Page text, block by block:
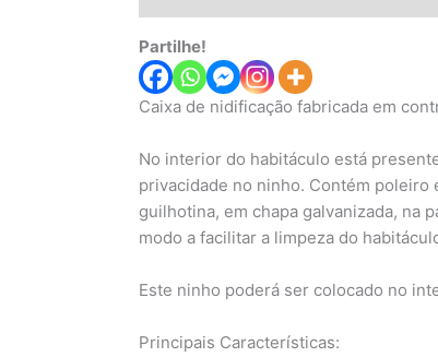
Partilhe!
Caixa de nidificação fabricada em
No interior do habitáculo está
privacidade no ninho. Contém
guilhotina, em chapa galvanizada, na
modo a facilitar a limpeza do
Este ninho poderá ser colocado no
Principais Características: